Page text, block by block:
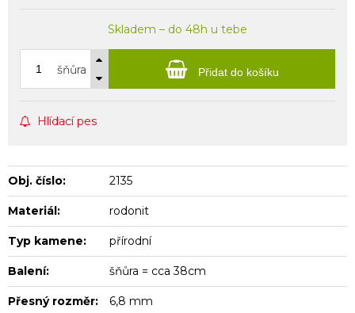
Skladem – do 48h u tebe
šňůra Přidat do košíku
Hlídací pes
Obj. číslo: 2135
Materiál: rodonit
Typ kamene: přírodní
Balení: šňůra = cca 38cm
Přesný rozměr: 6,8 mm